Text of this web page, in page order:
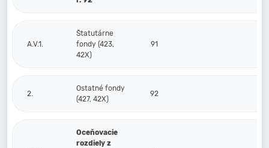
A.V.1.
Štatutárne
fondy (423,
42X)
91
2.
Ostatné fondy
(427, 42X)
92
Oceňovacie
rozdiely z